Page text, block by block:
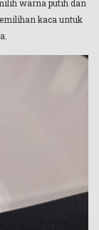
warna putih dan
kaca untuk